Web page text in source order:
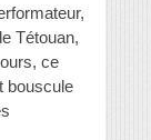
Tétouan,
ce
bouscule